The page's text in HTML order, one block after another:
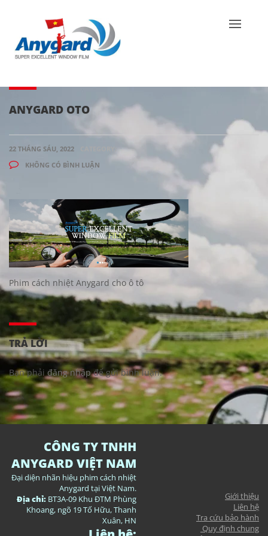
ANYGARD OTO
22 THÁNG SÁU, 2022
KHÔNG CÓ BÌNH LUẬN
Phim cách nhiệt Anygard cho ô tô
TRẢ LỜI
Bạn phải đăng nhậpđể gửi bình luận.
CÔNG TY TNHH
ANYGARD VIỆT NAM
Đại diện nhãn hiệu phim cách nhiệt
Anygard tại Việt Nam.
Địa chỉ: BT3A-09 Khu ĐTM Phùng
Khoang, ngõ 19 Tố Hữu, Thanh
Xuân, HN
Giới thiệu
Liên hệ
Tra cứu bảo hành
Quy định chung